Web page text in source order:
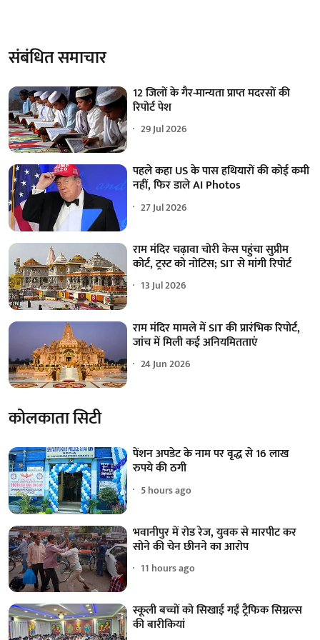
संबंधित समाचार
12 जिलों के गैर-मान्यता प्राप्त मदरसों की
रिपोर्ट पेश
29 Jul 2026
पहले कहा US के पास हथियारों की कोई कमी
नहीं, फिर डाले AI Photos
27 Jul 2026
राम मंदिर चढ़ावा चोरी केस पहुंचा सुप्रीम
कोर्ट, ट्रस्ट को नोटिस; SIT से मांगी रिपोर्ट
13 Jul 2026
राम मंदिर मामले में SIT की प्रारंभिक रिपोर्ट,
जांच में मिली कई अनियमितताएं
24 Jun 2026
कोलकाता सिटी
पेंशन अपडेट के नाम पर वृद्ध से 16 लाख
रुपये की ठगी
5 hours ago
भवानीपुर में रोड रेज, युवक से मारपीट कर
सोने की चेन छीनने का आरोप
11 hours ago
स्कूली बच्चों को सिखाई गईं ट्रैफिक सिग्नल्स
की बारीकियां